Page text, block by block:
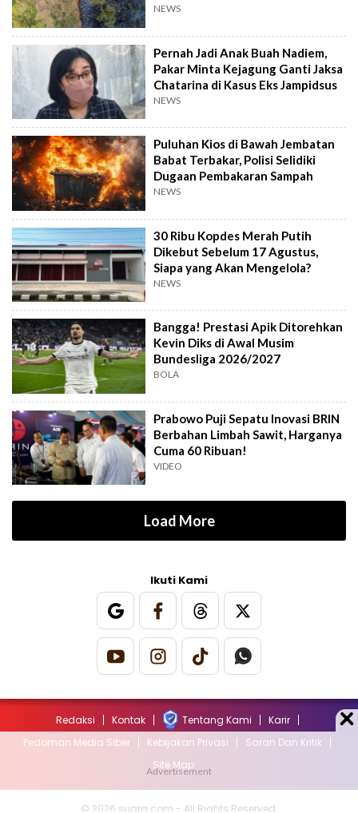
NEWS
Pernah Jadi Anak Buah Nadiem,
Pakar Minta Kejagung Ganti Jaksa
Chatarina di Kasus Eks Jampidsus
NEWS
Puluhan Kios di Bawah Jembatan
Babat Terbakar, Polisi Selidiki
Dugaan Pembakaran Sampah
NEWS
30 Ribu Kopdes Merah Putih
Dikebut Sebelum 17 Agustus,
Siapa yang Akan Mengelola?
NEWS
Bangga! Prestasi Apik Ditorehkan
Kevin Diks di Awal Musim
Bundesliga 2026/2027
BOLA
Prabowo Puji Sepatu Inovasi BRIN
Berbahan Limbah Sawit, Harganya
Cuma 60 Ribuan!
VIDEO
Load More
Ikuti Kami
Redaksi Kontak Tentang Kami
Karir
Pedoman Media Siber
Kebijakan Privasi
Saran Dan Kritik
Site Map
© 2026 suara.com - All Rights Reserved.